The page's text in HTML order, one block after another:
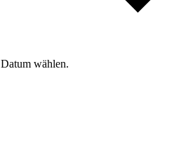
Datum wählen.